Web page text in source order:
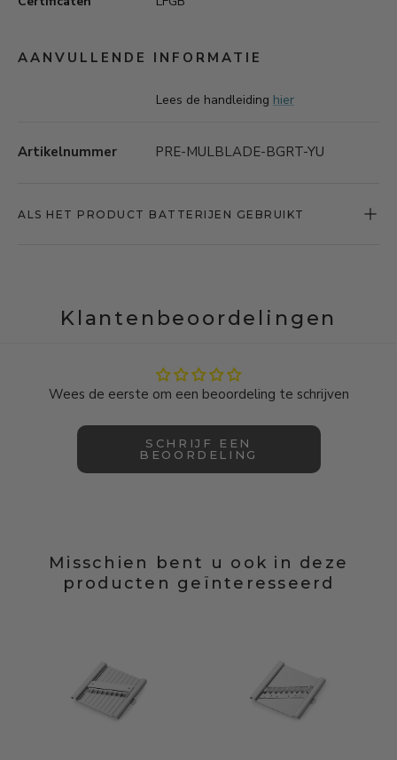
AANVULLENDE INFORMATIE
Lees de handleiding hier
Artikelnummer PRE-MULBLADE-BGRT-YU
ALS HET PRODUCT BATTERIJEN GEBRUIKT
Klantenbeoordelingen
Wees de eerste om een beoordeling te schrijven
SCHRIJF EEN
BEOORDELING
Misschien bent u ook in deze
producten geïnteresseerd